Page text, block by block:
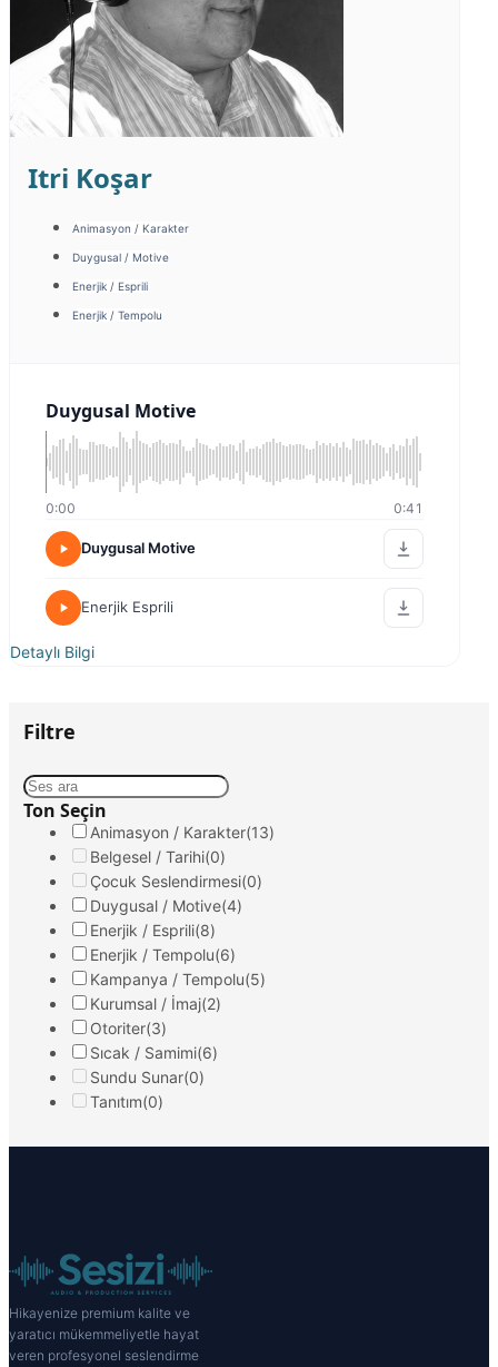
Itri Koşar
Animasyon / Karakter
Duygusal / Motive
Enerjik / Esprili
Enerjik / Tempolu
Duygusal Motive
0:00 0:41
Duygusal Motive
Enerjik Esprili
Detaylı Bilgi
Filtre
Ton Seçin
Animasyon / Karakter(13)
Belgesel / Tarihi(0)
Çocuk Seslendirmesi(0)
Duygusal / Motive(4)
Enerjik / Esprili(8)
Enerjik / Tempolu(6)
Kampanya / Tempolu(5)
Kurumsal / İmaj(2)
Otoriter(3)
Sıcak / Samimi(6)
Sundu Sunar(0)
Tanıtım(0)
Hikayenize premium kalite ve
yaratıcı mükemmeliyetle hayat
veren profesyonel seslendirme